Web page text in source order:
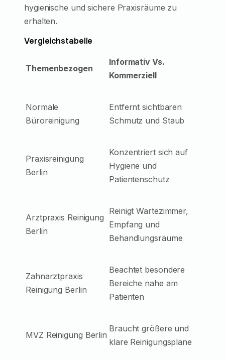
hygienische und sichere Praxisräume zu
erhalten.
Vergleichstabelle
Themenbezogen
Informativ Vs.
Kommerziell
Normale
Büroreinigung
Entfernt sichtbaren
Schmutz und Staub
Praxisreinigung
Berlin
Konzentriert sich auf
Hygiene und
Patientenschutz
Arztpraxis Reinigung
Berlin
Reinigt Wartezimmer,
Empfang und
Behandlungsräume
Zahnarztpraxis
Reinigung Berlin
Beachtet besondere
Bereiche nahe am
Patienten
MVZ Reinigung Berlin
Braucht größere und
klare Reinigungspläne